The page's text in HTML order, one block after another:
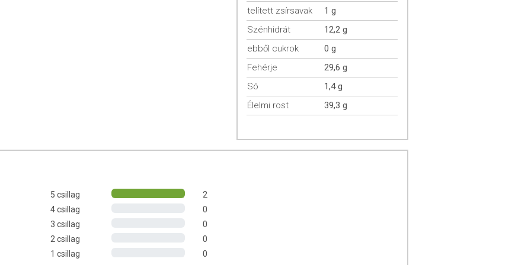
zöldséglében vagy vízben elkeverve, illetve javasoljuk a por
szed, konzultáljon kezelőorvosával, mielőtt bármiféle
telített zsírsavak
1 g
Szénhidrát
12,2 g
ebből cukrok
0 g
Fehérje
29,6 g
Só
1,4 g
Élelmi rost
39,3 g
5 csillag
2
4 csillag
0
3 csillag
0
2 csillag
0
1 csillag
0